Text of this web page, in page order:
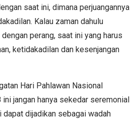
saat ini, dimana perjuangannya
Kalau zaman dahulu
perang, saat ini yang harus
ketidakadilan dan kesenjangan
Hari Pahlawan Nasional
jangan hanya sekedar seremonial
dapat dijadikan sebagai wadah